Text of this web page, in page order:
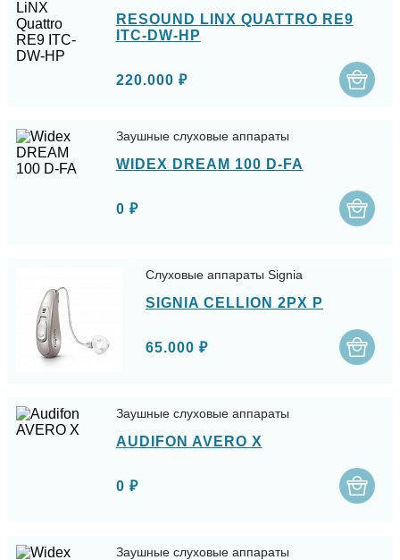
RESOUND LINX QUATTRO RE9
ITC-DW-HP
220.000 ₽
Заушные слуховые аппараты
WIDEX DREAM 100 D-FA
0 ₽
Слуховые аппараты Signia
SIGNIA CELLION 2PX P
65.000 ₽
Заушные слуховые аппараты
AUDIFON AVERO X
0 ₽
Заушные слуховые аппараты